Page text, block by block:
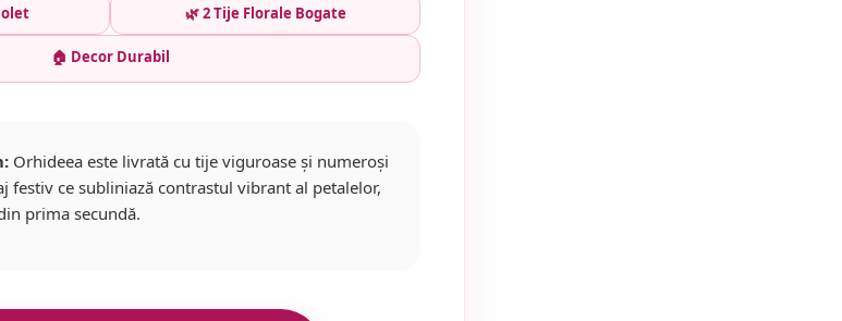
🌿 2 Tije Florale Bogate
🏠 Decor Durabil
Orhideea este livrată cu tije viguroase și numeroși
festiv ce subliniază contrastul vibrant al petalelor,
prima secundă.